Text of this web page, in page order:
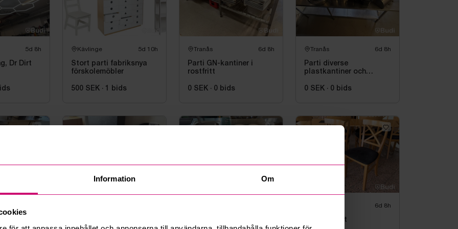
Information Om
5d 8h
Dr Dirt
Kävlinge 5d 10h
Stort parti fabriksnya
förskolemöbler
500 SEK · 1 bids
Tranås 6d 8h
Parti GN-kantiner i
rostfritt
0 SEK · 0 bids
Tranås 6d 8h
Parti diverse
plastkantiner och
0 SEK · 0 bids
6d 8h
Stolar, 40 st